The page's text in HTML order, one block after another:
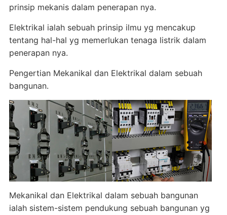
prinsip mekanis dalam penerapan nya.
Elektrikal ialah sebuah prinsip ilmu yg mencakup
tentang hal-hal yg memerlukan tenaga listrik dalam
penerapan nya.
Pengertian Mekanikal dan Elektrikal dalam sebuah
bangunan.
Mekanikal dan Elektrikal dalam sebuah bangunan
ialah sistem-sistem pendukung sebuah bangunan yg